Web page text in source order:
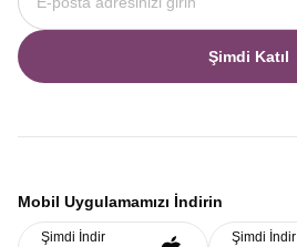
Şimdi Katıl
Mobil Uygulamamızı İndirin
Şimdi İndir Şimdi İndir